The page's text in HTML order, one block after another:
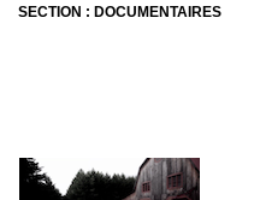
SECTION : DOCUMENTAIRES